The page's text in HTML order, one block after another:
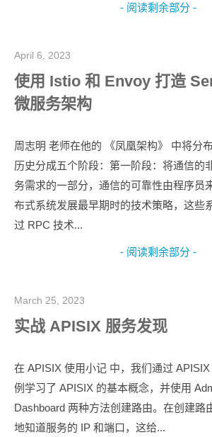
- 阅读剩余部分 -
April 6, 2023
使用 Istio 和 Envoy 打造
微服务架构
周志明 老师在他的 《凤凰架构》 中将分
历史分成五个阶段：第一阶段：将通信的
务需求的一部分，通信的可靠性由程序员
布式系统发展最早期时的技术策略，这些
过 RPC 技术...
- 阅读剩余部分 -
March 25, 2023
实战 APISIX 服务发现
在 APISIX 使用小记 中，我们通过
例学习了 APISIX 的基本概念，并使用
Dashboard 两种方法创建路由。在创建路
地知道服务的 IP 和端口，这给...